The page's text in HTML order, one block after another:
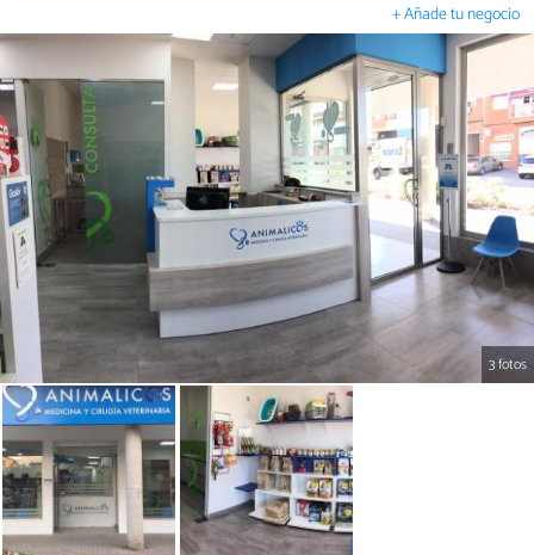
+ Añade tu negocio
3 fotos